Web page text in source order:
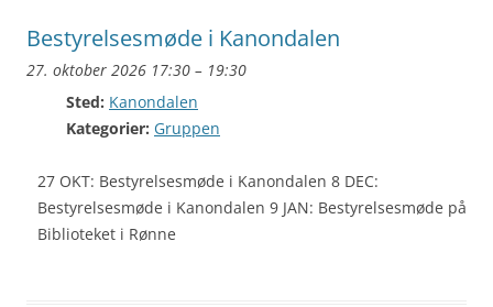
Bestyrelsesmøde i Kanondalen
27. oktober 2026 17:30 – 19:30
Sted: Kanondalen
Kategorier: Gruppen
27 OKT: Bestyrelsesmøde i Kanondalen 8 DEC:
Bestyrelsesmøde i Kanondalen 9 JAN: Bestyrelsesmøde på
Biblioteket i Rønne